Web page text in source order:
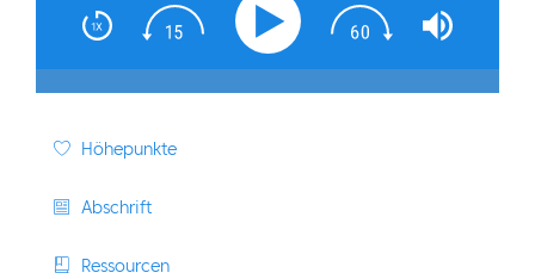
Höhepunkte
Abschrift
Ressourcen